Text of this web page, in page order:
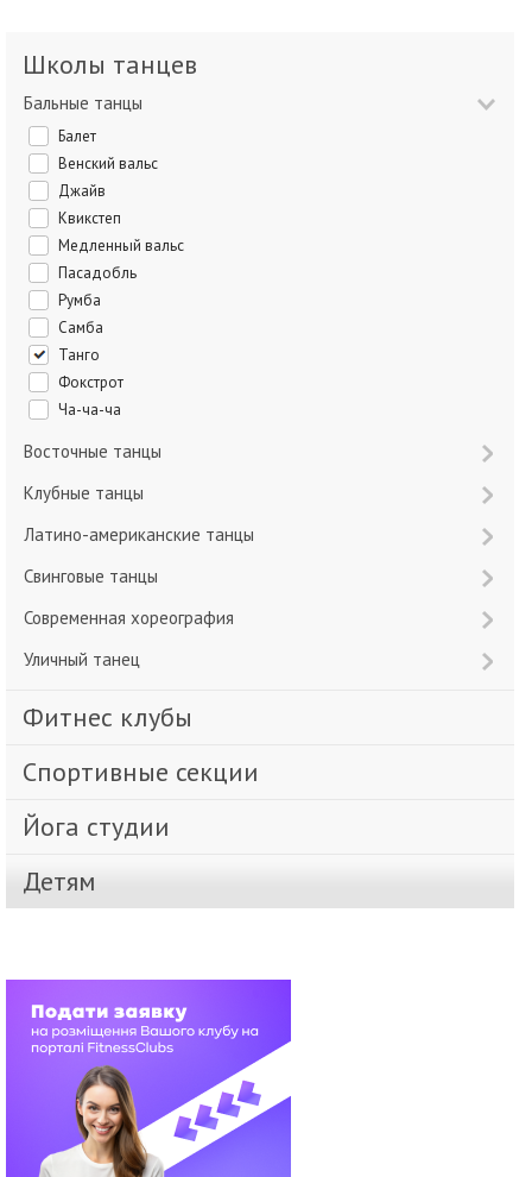
Школы танцев
Бальные танцы
Балет
Венский вальс
Джайв
Квикстеп
Медленный вальс
Пасадобль
Румба
Самба
Танго
Фокстрот
Ча-ча-ча
Восточные танцы
Клубные танцы
Латино-американские танцы
Свинговые танцы
Современная хореография
Уличный танец
Фитнес клубы
Спортивные секции
Йога студии
Детям